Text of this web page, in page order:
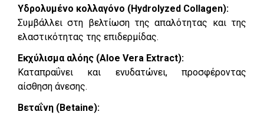
Υδρολυμένο κολλαγόνο (Hydrolyzed Collagen):
Συμβάλλει στη βελτίωση της απαλότητας και της
ελαστικότητας της επιδερμίδας.
Εκχύλισμα αλόης (Aloe Vera Extract):
Καταπραΰνει και ενυδατώνει, προσφέροντας
αίσθηση άνεσης.
Βεταΐνη (Betaine):